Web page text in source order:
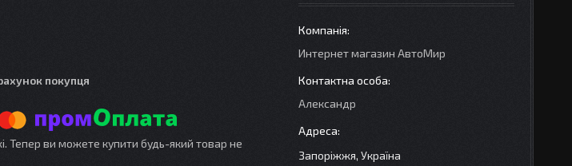
покупця
Тепер ви можете купити будь-який товар не
Интернет магазин АвтоМир
Александр
Запоріжжя, Україна